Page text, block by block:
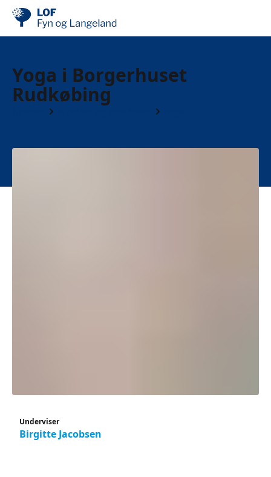
Yoga i Borgerhuset
Rudkøbing
Underviser
Birgitte Jacobsen